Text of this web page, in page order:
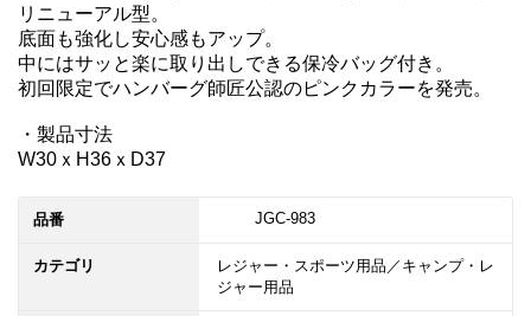
リニューアル型。
底面も強化し安心感もアップ。
中にはサッと楽に取り出しできる保冷バッグ付き。
初回限定でハンバーグ師匠公認のピンクカラーを発売。
・製品寸法
W30ｘH36ｘD37
品番
	JGC-983
カテゴリ
レジャー・スポーツ用品／キャンプ・レ
ジャー用品